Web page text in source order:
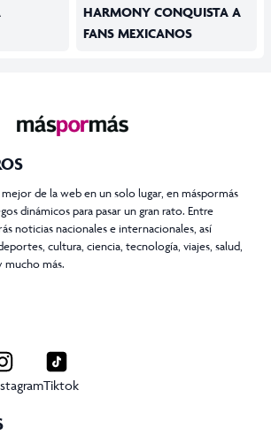
HARMONY CONQUISTA A
FANS MEXICANOS
de la web en un solo lugar, en máspormás
dinámicos para pasar un gran rato. Entre
noticias nacionales e internacionales, así
cultura, ciencia, tecnología, viajes, salud,
mucho más.
Tiktok